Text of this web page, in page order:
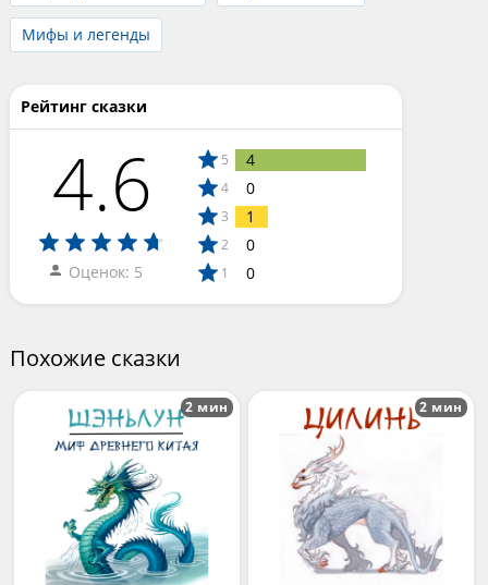
Мифы и легенды
Рейтинг сказки
4.6
Оценок: 5
5 4
4 0
3 1
2 0
1 0
Похожие сказки
2 мин 2 мин